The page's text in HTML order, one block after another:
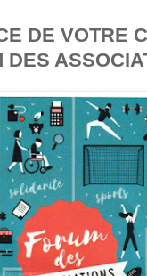
DE VOTRE
DES